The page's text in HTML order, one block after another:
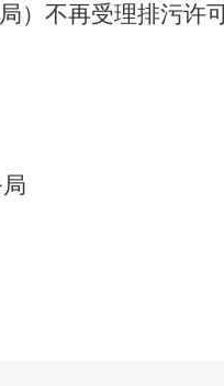
） 不再受理排污许